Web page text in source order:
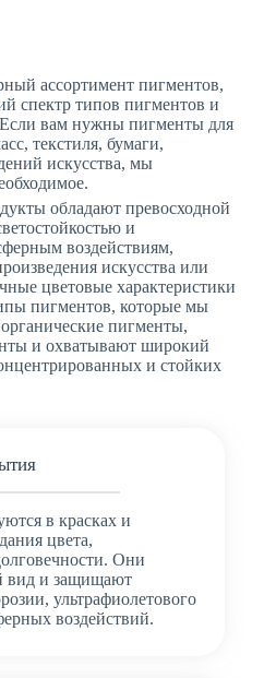
ассортимент пигментов,
спектр типов пигментов и
вам нужны пигменты для
текстиля, бумаги,
искусства, мы
обладают превосходной
и
воздействиям,
искусства или
цветовые характеристики
пигментов, которые мы
пигменты,
и охватывают широкий
и стойких
в красках и
цвета,
Они
вид и защищают
ультрафиолетового
воздействий.